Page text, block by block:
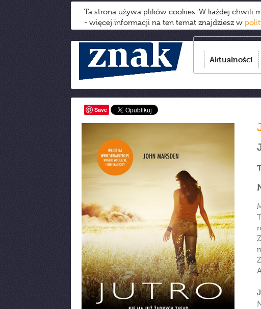
Ta strona używa plików cookies. W każdej chwili
- więcej informacji na ten temat znajdziesz w
Aktualności
Save